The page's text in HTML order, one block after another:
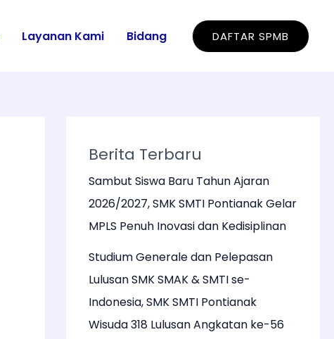
Layanan Kami Bidang DAFTAR SPMB
Berita Terbaru
Sambut Siswa Baru Tahun Ajaran
2026/2027, SMK SMTI Pontianak Gelar
MPLS Penuh Inovasi dan Kedisiplinan
Studium Generale dan Pelepasan
Lulusan SMK SMAK & SMTI se-
Indonesia, SMK SMTI Pontianak
Wisuda 318 Lulusan Angkatan ke-56